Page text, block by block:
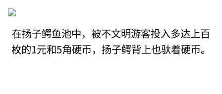
在扬子鳄鱼池中，被不文明游客投入多达上百
枚的1元和5角硬币，扬子鳄背上也驮着硬币。